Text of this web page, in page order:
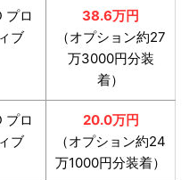
プロ
ブ
38.6万円
（オプション約27
万3000円分装
着）
プロ
ブ
20.0万円
（オプション約24
万1000円分装着）